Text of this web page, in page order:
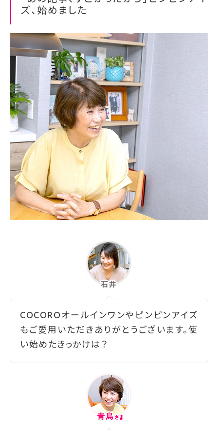
ズ、始めました
COCOROオールインワンやピンピンアイズ
もご愛用いただきありがとうございます。使
い始めたきっかけは？